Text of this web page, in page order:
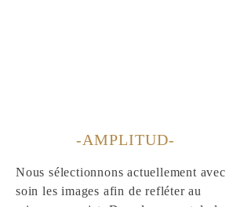
-AMPLITUD-
Nous sélectionnons actuellement avec
soin les images afin de refléter au